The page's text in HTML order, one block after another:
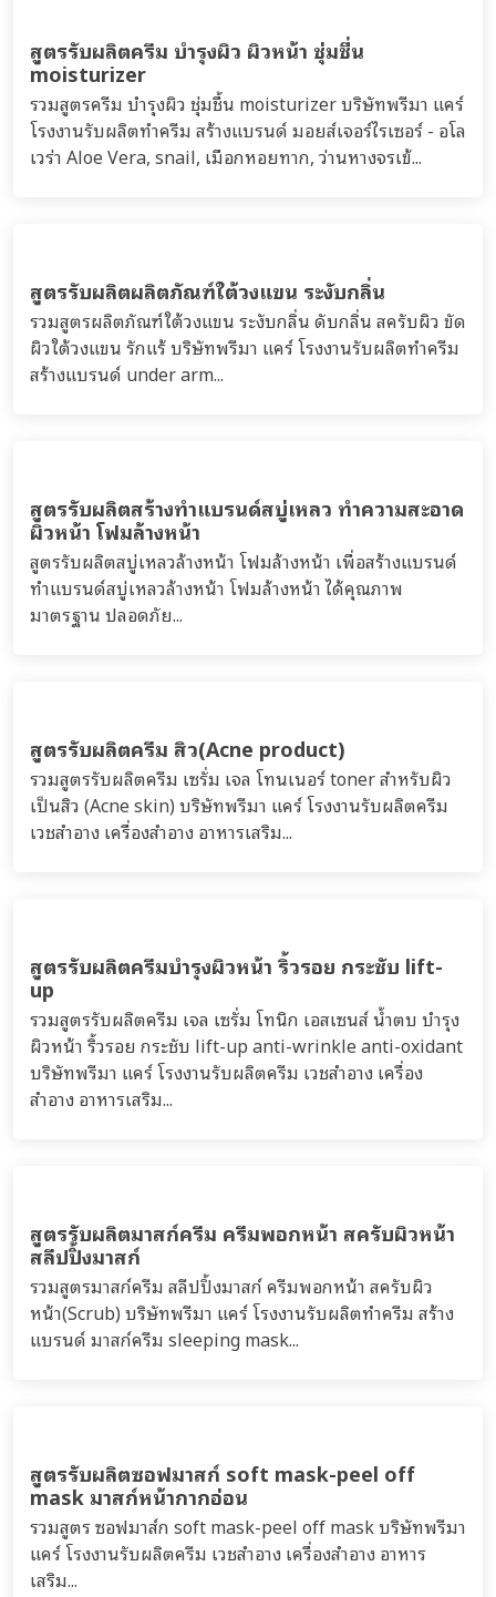
สูตรรับผลิตครีม บำรุงผิว ผิวหน้า ชุ่มชื่น
moisturizer
รวมสูตรครีม บำรุงผิว ชุ่มชื้น moisturizer บริษัทพรีมา แคร์
โรงงานรับผลิตทำครีม สร้างแบรนด์ มอยส์เจอร์ไรเซอร์ - อโล
เวร่า Aloe Vera, snail, เมือกหอยทาก, ว่านหางจรเข้...
สูตรรับผลิตผลิตภัณฑ์ใต้วงแขน ระงับกลิ่น
รวมสูตรผลิตภัณฑ์ใต้วงแขน ระงับกลิ่น ดับกลิ่น สครับผิว ขัด
ผิวใต้วงแขน รักแร้ บริษัทพรีมา แคร์ โรงงานรับผลิตทำครีม
สร้างแบรนด์ under arm...
สูตรรับผลิตสร้างทำแบรนด์สบู่เหลว ทำความสะอาด
ผิวหน้า โฟมล้างหน้า
สูตรรับผลิตสบู่เหลวล้างหน้า โฟมล้างหน้า เพื่อสร้างแบรนด์
ทำแบรนด์สบู่เหลวล้างหน้า โฟมล้างหน้า ได้คุณภาพ
มาตรฐาน ปลอดภัย...
สูตรรับผลิตครีม สิว(Acne product)
รวมสูตรรับผลิตครีม เซรั่ม เจล โทนเนอร์ toner สำหรับผิว
เป็นสิว (Acne skin) บริษัทพรีมา แคร์ โรงงานรับผลิตครีม
เวชสำอาง เครื่องสำอาง อาหารเสริม...
สูตรรับผลิตครีมบำรุงผิวหน้า ริ้วรอย กระชับ lift-
up
รวมสูตรรับผลิตครีม เจล เซรั่ม โทนิก เอสเซนส์ น้ำตบ บำรุง
ผิวหน้า ริ้วรอย กระชับ lift-up anti-wrinkle anti-oxidant
บริษัทพรีมา แคร์ โรงงานรับผลิตครีม เวชสำอาง เครื่อง
สำอาง อาหารเสริม...
สูตรรับผลิตมาสก์ครีม ครีมพอกหน้า สครับผิวหน้า
สลีปปิ้งมาสก์
รวมสูตรมาสก์ครีม สลีปปิ้งมาสก์ ครีมพอกหน้า สครับผิว
หน้า(Scrub) บริษัทพรีมา แคร์ โรงงานรับผลิตทำครีม สร้าง
แบรนด์ มาสก์ครีม sleeping mask...
สูตรรับผลิตซอฟมาสก์ soft mask-peel off
mask มาสก์หน้ากากอ่อน
รวมสูตร ซอฟมาส์ก soft mask-peel off mask บริษัทพรีมา
แคร์ โรงงานรับผลิตครีม เวชสำอาง เครื่องสำอาง อาหาร
เสริม...